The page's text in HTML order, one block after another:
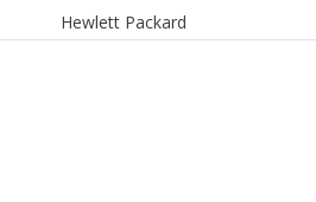
Hewlett Packard